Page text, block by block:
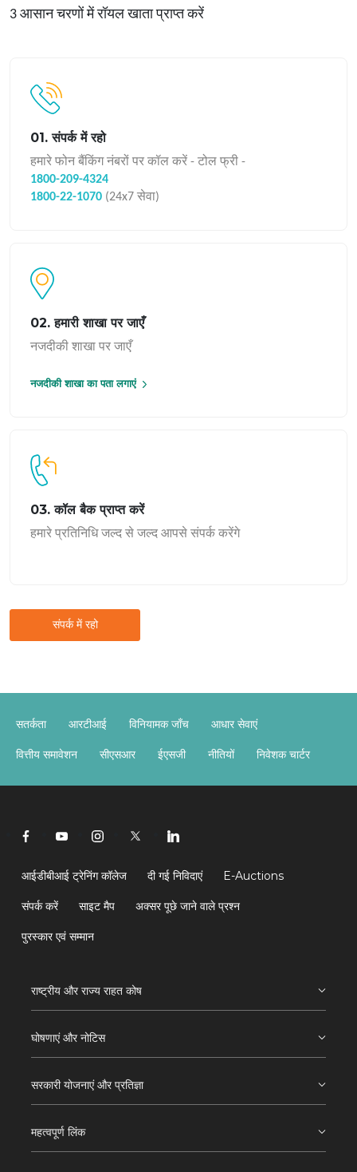
3 आसान चरणों में रॉयल खाता प्राप्त करें
01. संपर्क में रहो
हमारे फोन बैंकिंग नंबरों पर कॉल करें - टोल फ्री -
1800-209-4324
1800-22-1070 (24x7 सेवा)
02. हमारी शाखा पर जाएँ
नजदीकी शाखा पर जाएँ
नजदीकी शाखा का पता लगाएं
03. कॉल बैक प्राप्त करें
हमारे प्रतिनिधि जल्द से जल्द आपसे संपर्क करेंगे
संपर्क में रहो
सतर्कता आरटीआई विनियामक जाँच आधार सेवाएं
वित्तीय समावेशन सीएसआर ईएसजी नीतियों निवेशक चार्टर
आईडीबीआई ट्रेनिंग कॉलेज दी गई निविदाएं E-Auctions
संपर्क करें साइट मैप अक्सर पूछे जाने वाले प्रश्न
पुरस्कार एवं सम्मान
राष्ट्रीय और राज्य राहत कोष
घोषणाएं और नोटिस
सरकारी योजनाएं और प्रतिज्ञा
महत्वपूर्ण लिंक